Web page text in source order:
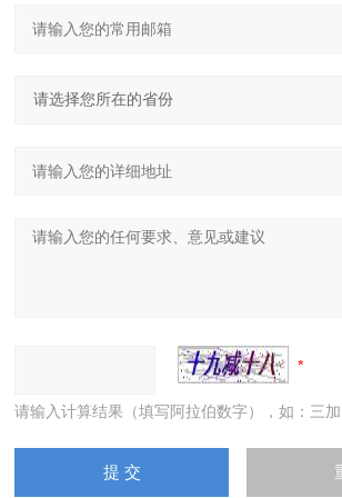
请输入计算结果（填写阿拉伯数字），如：三